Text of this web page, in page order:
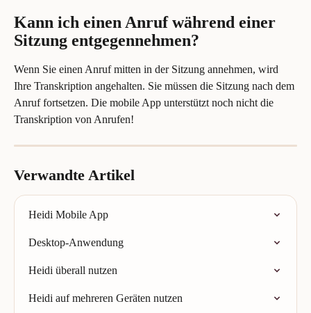
Kann ich einen Anruf während einer
Sitzung entgegennehmen?
Wenn Sie einen Anruf mitten in der Sitzung annehmen, wird
Ihre Transkription angehalten. Sie müssen die Sitzung nach dem
Anruf fortsetzen. Die mobile App unterstützt noch nicht die
Transkription von Anrufen!
Verwandte Artikel
Heidi Mobile App
Desktop-Anwendung
Heidi überall nutzen
Heidi auf mehreren Geräten nutzen